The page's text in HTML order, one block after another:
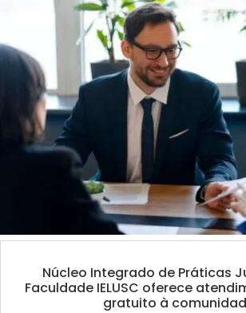
Núcleo Integrado de Práticas
Faculdade IELUSC oferece
gratuito à